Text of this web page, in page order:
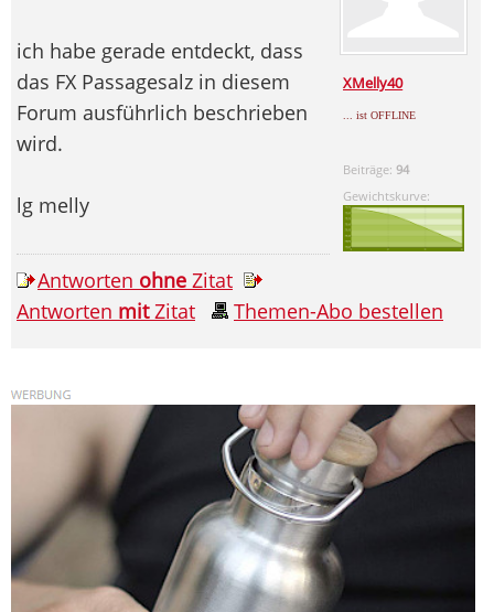
XMelly40
... ist OFFLINE
Beiträge:94
Gewichtskurve:
ich habe gerade entdeckt, dass
das FX Passagesalz in diesem
Forum ausführlich beschrieben
wird.
lg melly
Antworten ohne Zitat
Antworten mitZitat Themen-Abo bestellen